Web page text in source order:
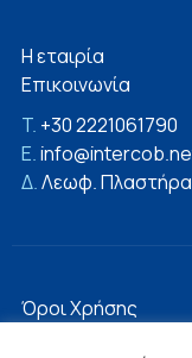
Η εταιρία
Επικοινωνία
T. +30 2221061790
E.
Δ.Λεωφ. Πλαστήρα
Όροι Χρήσης